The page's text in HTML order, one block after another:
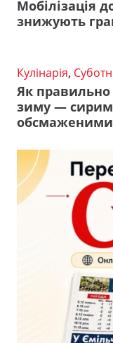
Мобілізація
знижують
Кулінарія,
Як
зиму —
обсмаженими